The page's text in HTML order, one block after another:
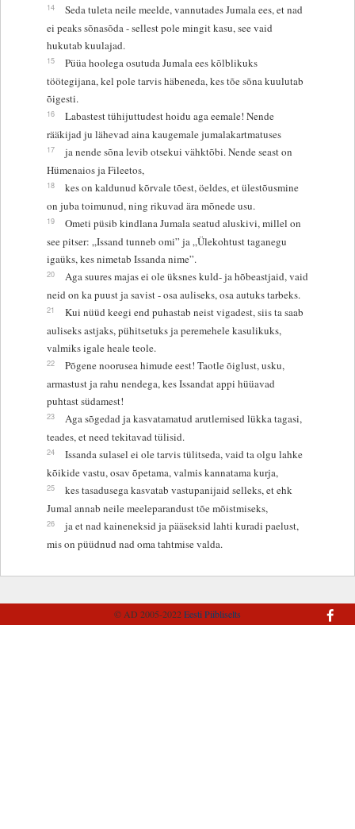
14
Seda tuleta neile meelde, vannutades Jumala ees, et nad
ei peaks sõnasõda - sellest pole mingit kasu, see vaid
hukutab kuulajad.
15
Püüa hoolega osutuda Jumala ees kõlblikuks
töötegijana, kel pole tarvis häbeneda, kes tõe sõna kuulutab
õigesti.
16
Labastest tühijuttudest hoidu aga eemale! Nende
rääkijad ju lähevad aina kaugemale jumalakartmatuses
17
ja nende sõna levib otsekui vähktõbi. Nende seast on
Hümenaios ja Fileetos,
18
kes on kaldunud kõrvale tõest, öeldes, et ülestõusmine
on juba toimunud, ning rikuvad ära mõnede usu.
19
Ometi püsib kindlana Jumala seatud aluskivi, millel on
see pitser: „Issand tunneb omi” ja „Ülekohtust taganegu
igaüks, kes nimetab Issanda nime”.
20
Aga suures majas ei ole üksnes kuld- ja hõbeastjaid, vaid
neid on ka puust ja savist - osa auliseks, osa autuks tarbeks.
21
Kui nüüd keegi end puhastab neist vigadest, siis ta saab
auliseks astjaks, pühitsetuks ja peremehele kasulikuks,
valmiks igale heale teole.
22
Põgene noorusea himude eest! Taotle õiglust, usku,
armastust ja rahu nendega, kes Issandat appi hüüavad
puhtast südamest!
23
Aga sõgedad ja kasvatamatud arutlemised lükka tagasi,
teades, et need tekitavad tülisid.
24
Issanda sulasel ei ole tarvis tülitseda, vaid ta olgu lahke
kõikide vastu, osav õpetama, valmis kannatama kurja,
25
kes tasadusega kasvatab vastupanijaid selleks, et ehk
Jumal annab neile meeleparandust tõe mõistmiseks,
26
ja et nad kaineneksid ja pääseksid lahti kuradi paelust,
mis on püüdnud nad oma tahtmise valda.
© AD 2005-2022Eesti Piibliselts